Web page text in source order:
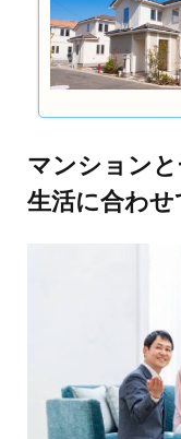
マンションと
生活に合わせ